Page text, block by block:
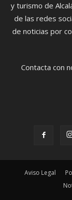
y turismo de
de las redes
de noticias por
Contacta con
Aviso Legal